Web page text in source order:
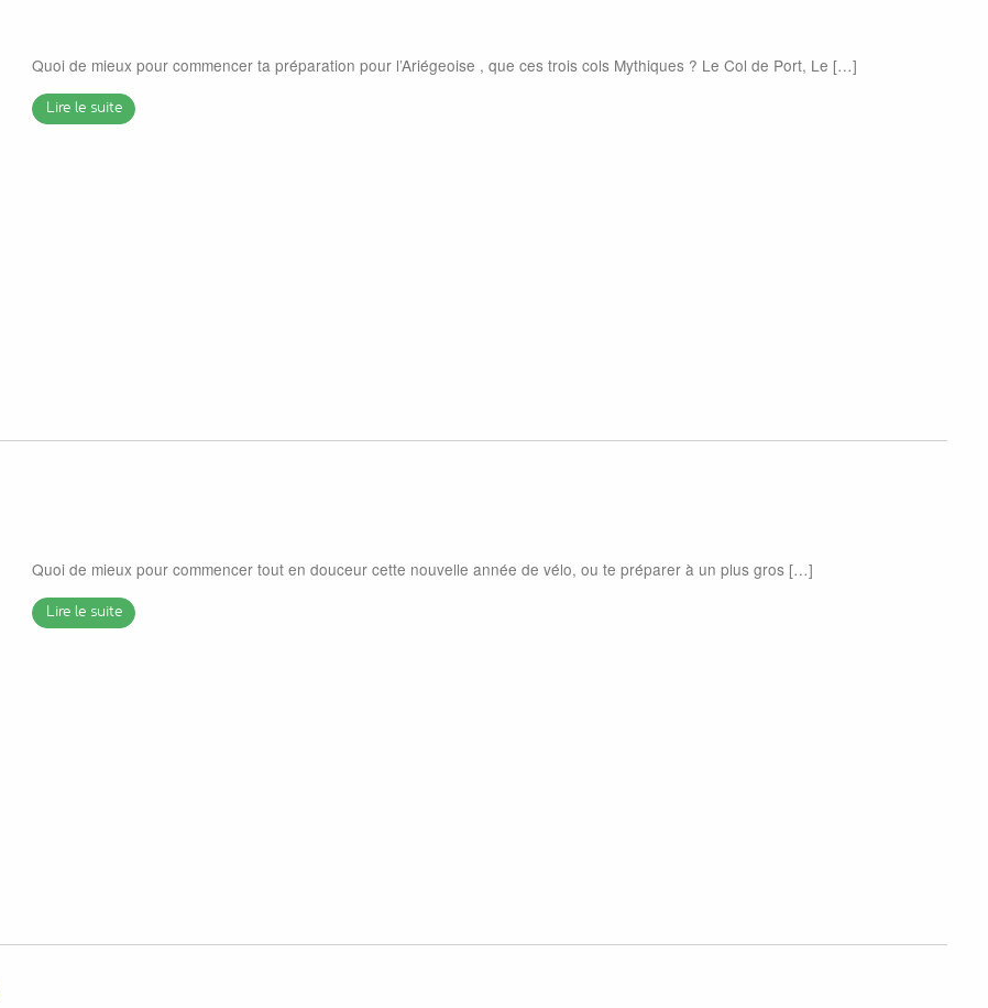
Quoi de mieux pour commencer ta préparation pour l’Ariégeoise , que ces trois cols Mythiques ? Le Col de Port, Le […]
Lire le suite
Quoi de mieux pour commencer tout en douceur cette nouvelle année de vélo, ou te préparer à un plus gros […]
Lire le suite